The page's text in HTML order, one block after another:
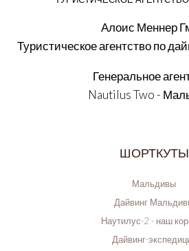
Алоис Меннер
Туристическое агентство по
Генеральное
Nautilus Two -
ШОРТКУТЫ
Мальдивы
Дайвинг
Наутилус-2 - наш
Дайвинг-